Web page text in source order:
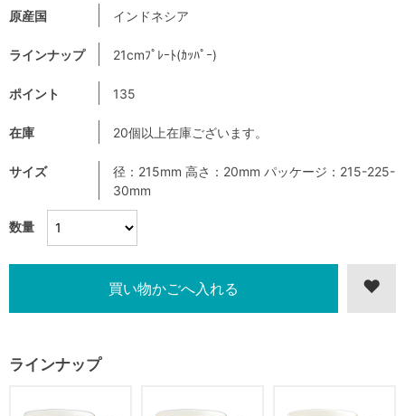
数量
原産国 インドネシア
ラインナップ 21cmﾌﾟﾚｰﾄ(ｶｯﾊﾟｰ)
ポイント 135
在庫 20個以上在庫ございます。
サイズ
径：215mm 高さ：20mm パッケージ：215-225-
30mm
ラインナップ